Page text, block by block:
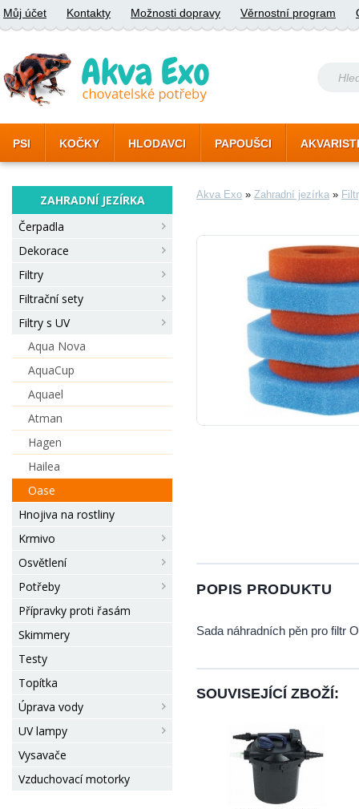
Můj účet Kontakty Možnosti dopravy Věrnostní program
PSI KOČKY HLODAVCI PAPOUŠCI
ZAHRADNÍ JEZÍRKA
Čerpadla
Dekorace
Filtry
Filtrační sety
Filtry s UV
Aqua Nova
AquaCup
Aquael
Atman
Hagen
Hailea
Oase
Hnojiva na rostliny
Krmivo
Osvětlení
Potřeby
Přípravky proti řasám
Skimmery
Testy
Topítka
Úprava vody
UV lampy
Vysavače
Vzduchovací motorky
Akva Exo » Zahradní jezírka »
POPIS PRODUKTU
Sada náhradních pěn pro filtr
SOUVISEJÍCÍ ZBOŽÍ: